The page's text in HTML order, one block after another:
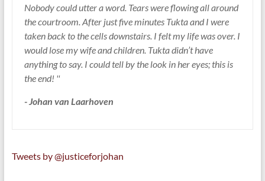
Nobody could utter a word. Tears were flowing all around
the courtroom. After just five minutes Tukta and I were
taken back to the cells downstairs. I felt my life was over. I
would lose my wife and children. Tukta didn’t have
anything to say. I could tell by the look in her eyes; this is
the end! ''
- Johan van Laarhoven
Tweets by @justiceforjohan